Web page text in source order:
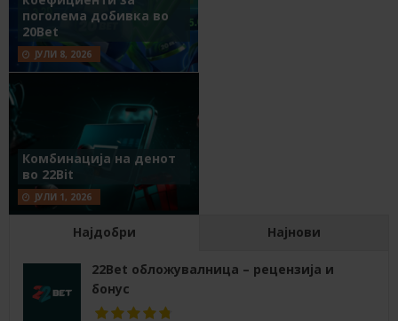
поголема добивка во
20Bet
ЈУЛИ 8, 2026
Комбинација на денот
во 22Bit
ЈУЛИ 1, 2026
Најдобри Најнови
22Bet обложувалница – рецензија и
бонус